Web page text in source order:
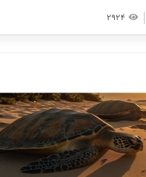
۲۹۲۴